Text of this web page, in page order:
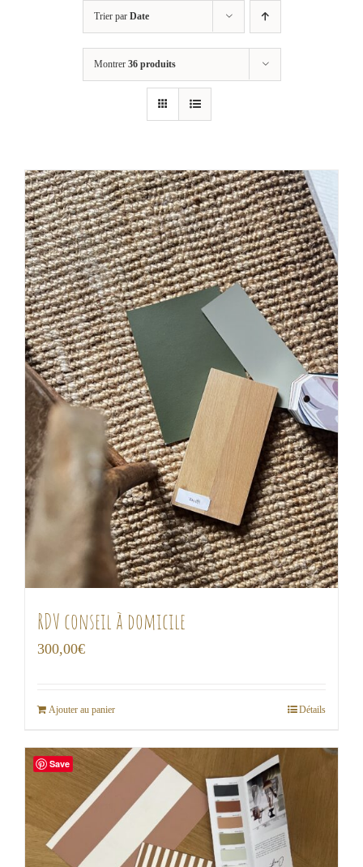
Trier par Date
Montrer 36 produits
RDV conseil à domicile
300,00€
Ajouter au panier Détails
Save